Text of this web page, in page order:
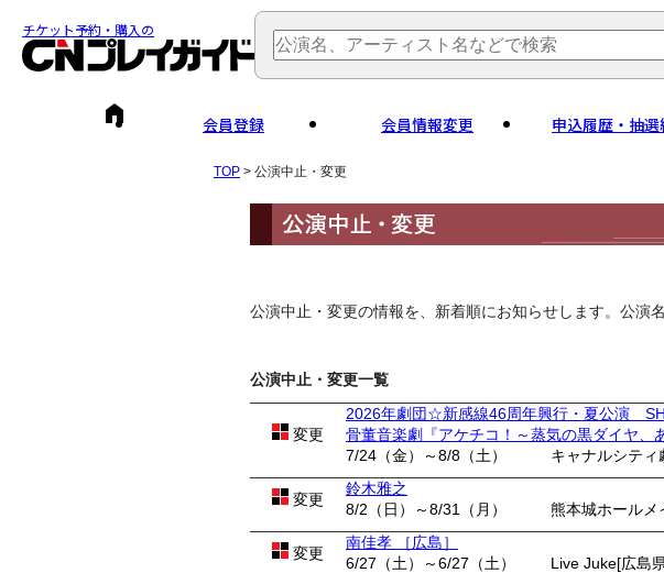
チケット予約・購入の
会員登録 会員情報変更 申込履歴・抽選
TOP > 公演中止・変更
公演中止・変更の情報を、新着順にお知らせします。公演
公演中止・変更一覧
変更
2026年劇団☆新感線46周年興行・夏公演
骨董音楽劇『アケチコ！～蒸気の黒ダイヤ、
7/24（金）～8/8（土）
キャナルシティ
変更
鈴木雅之
8/2（日）～8/31（月） 熊本城ホールメ
変更
南佳孝 ［広島］
6/27（土）～6/27（土） Live Juke[広島